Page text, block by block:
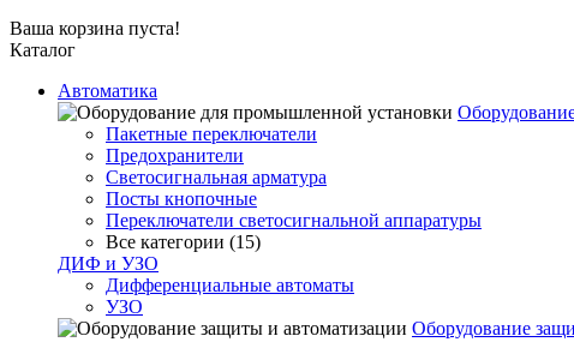
Ваша корзина пуста!
Каталог
Автоматика
Пакетные переключатели
Предохранители
Светосигнальная арматура
Посты кнопочные
Переключатели светосигнальной аппаратуры
Все категории (15)
ДИФ и УЗО
Дифференциальные автоматы
УЗО
Оборудование